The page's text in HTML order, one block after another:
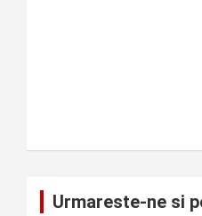
Urmareste-ne si